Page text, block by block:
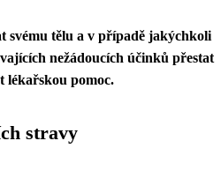
svému tělu a v případě jakýchkoli
nežádoucích účinků přestat
lékařskou pomoc.
stravy